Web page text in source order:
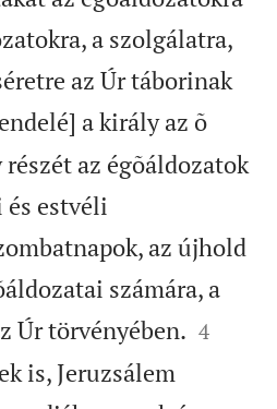
a szolgálatra,
az Úr táborinak
a király az õ
az égõáldozatok
és estvéli
az újhold
számára, a
Úr törvényében. 

4
is, Jeruzsálem